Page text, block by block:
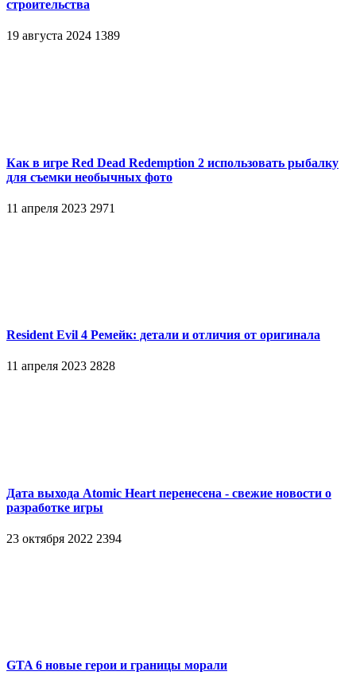
строительства
19 августа 2024 1389
Как в игре Red Dead Redemption 2 использовать рыбалку
для съемки необычных фото
11 апреля 2023 2971
Resident Evil 4 Ремейк: детали и отличия от оригинала
11 апреля 2023 2828
Дата выхода Atomic Heart перенесена - свежие новости о
разработке игры
23 октября 2022 2394
GTA 6 новые герои и границы морали